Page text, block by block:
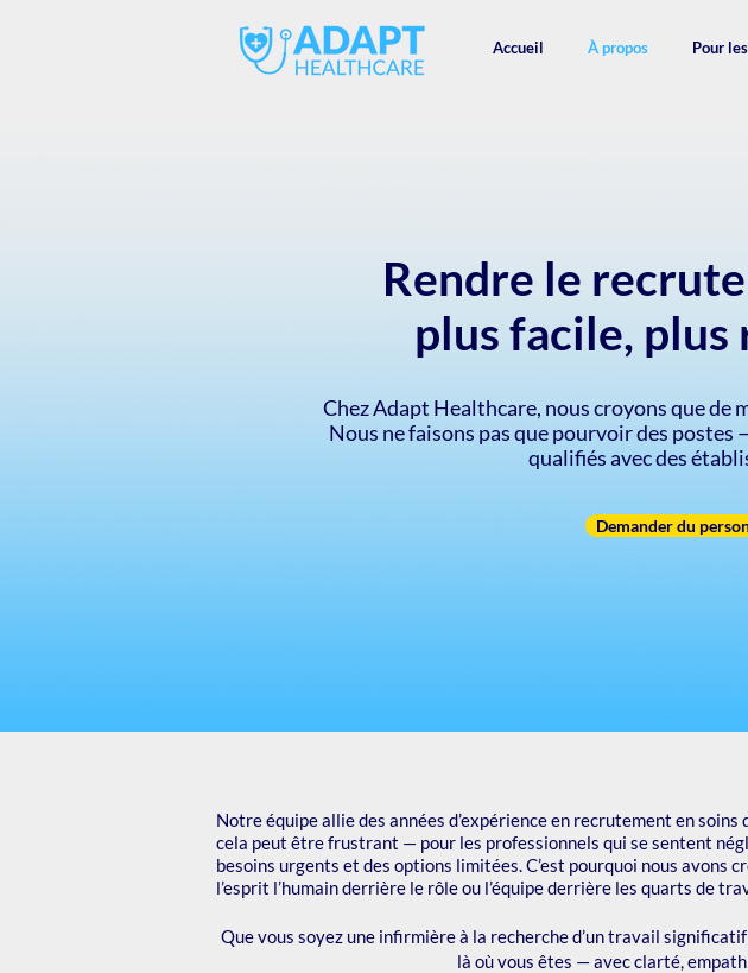
Accueil À propos Pour
Rendre le
plus facile, plus
Chez Adapt Healthcare, nous croyons que de
Nous ne faisons pas que pourvoir des
qualifiés avec des
Demander du
Notre équipe allie des années d’expérience en recrutement en
cela peut être frustrant — pour les professionnels qui se sentent
besoins urgents et des options limitées. C’est pourquoi nous avons
l’esprit l’humain derrière le rôle ou l’équipe derrière les quarts de
Que vous soyez une infirmière à la recherche d’un travail
là où vous êtes — avec clarté,